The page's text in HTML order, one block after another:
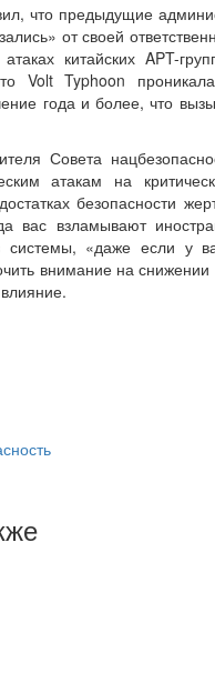
что предыдущие
от своей
китайских APT-
Volt Typhoon
года и более, что
Совета
атакам на
безопасности
вас взламывают
системы, «даже если у
внимание на